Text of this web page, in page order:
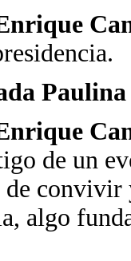
de un
convivir
algo